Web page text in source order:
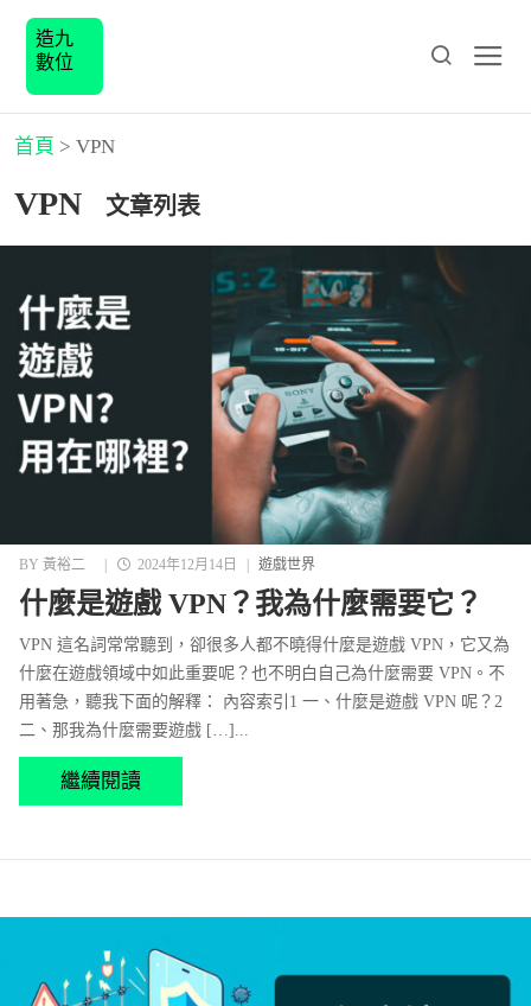
造九
數位
首頁 > VPN
VPN 文章列表
BY 黃裕二 2024年12月14日 遊戲世界
什麼是遊戲 VPN？我為什麼需要它？
VPN 這名詞常常聽到，卻很多人都不曉得什麼是遊戲 VPN，它又為
什麼在遊戲領域中如此重要呢？也不明白自己為什麼需要 VPN。不
用著急，聽我下面的解釋： 內容索引1 一、什麼是遊戲 VPN 呢？2
二、那我為什麼需要遊戲 […]...
繼續閱讀